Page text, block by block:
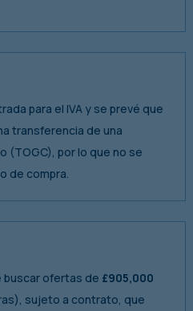
para el IVA y se prevé que
transferencia de una
(TOGC), por lo que no se
de compra.
ofertas de £905,000
sujeto a contrato, que